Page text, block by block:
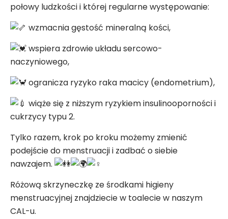
połowy ludzkości i której regularne występowanie:
wzmacnia gęstość mineralną kości,
wspiera zdrowie układu sercowo-
naczyniowego,
ogranicza ryzyko raka macicy (endometrium),
wiąże się z niższym ryzykiem insulinooporności i
cukrzycy typu 2.
Tylko razem, krok po kroku możemy zmienić
podejście do menstruacji i zadbać o siebie
nawzajem.
Różową skrzyneczkę ze środkami higieny
menstruacyjnej znajdziecie w toalecie w naszym
CAL-u.